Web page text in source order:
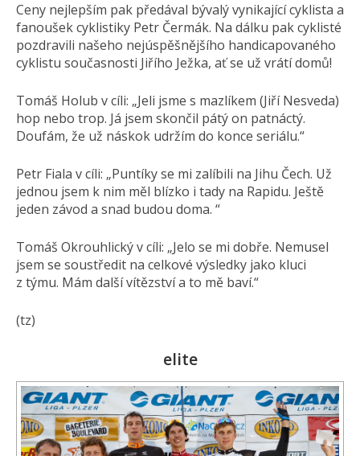
Ceny nejlepším pak předával bývalý vynikající cyklista a
fanoušek cyklistiky Petr Čermák. Na dálku pak cyklisté
pozdravili našeho nejúspěšnějšího handicapovaného
cyklistu současnosti Jiřího Ježka, ať se už vrátí domů!
Tomáš Holub v cíli: „Jeli jsme s mazlíkem (Jiří Nesveda)
hop nebo trop. Já jsem skončil pátý on patnáctý.
Doufám, že už náskok udržím do konce seriálu.“
Petr Fiala v cíli: „Puntíky se mi zalíbili na Jihu Čech. Už
jednou jsem k nim měl blízko i tady na Rapidu. Ještě
jeden závod a snad budou doma. “
Tomáš Okrouhlický v cíli: „Jelo se mi dobře. Nemusel
jsem se soustředit na celkové výsledky jako kluci
z týmu. Mám další vítězství a to mě baví.“
(tz)
elite